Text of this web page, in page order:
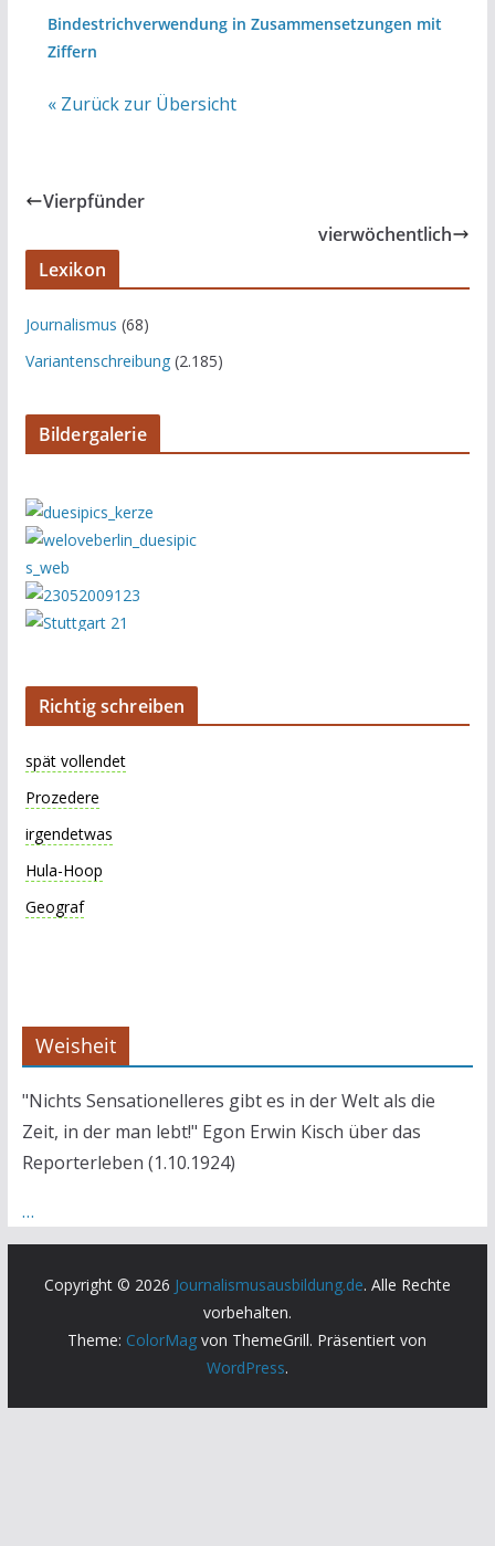
Bindestrichverwendung in Zusammensetzungen mit
Ziffern
« Zurück zur Übersicht
Vierpfünder
vierwöchentlich
Lexikon
Journalismus (68)
Variantenschreibung(2.185)
Bildergalerie
Richtig schreiben
spät vollendet
Prozedere
irgendetwas
Hula-Hoop
Geograf
Weisheit
"Nichts Sensationelleres gibt es in der Welt als die
Zeit, in der man lebt!" Egon Erwin Kisch über das
Reporterleben (1.10.1924)
…
Copyright © 2026 Journalismusausbildung.de. Alle Rechte
vorbehalten.
Theme: ColorMag von ThemeGrill. Präsentiert von
WordPress.